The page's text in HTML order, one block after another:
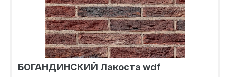
БОГАНДИНСКИЙ Лакоста wdf